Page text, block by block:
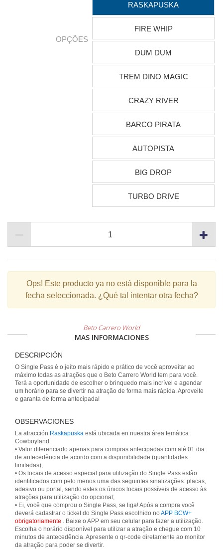
OPÇÕES
RASKAPUSKA
FIRE WHIP
DUM DUM
TREM DINO MAGIC
CRAZY RIVER
BARCO PIRATA
AUTOPISTA
BIG DROP
TURBO DRIVE
Ops! Este producto ya no está disponible para la
fecha seleccionada. ¿Qué tal intentar otra fecha?
Beto Carrero World
MAS INFORMACIONES
DESCRIPCIÓN
O Single Pass é o jeito mais rápido e prático de você aproveitar ao
máximo todas as atrações que o Beto Carrero World tem para você.
Terá a oportunidade de escolher o brinquedo mais incrível e agendar
um horário para se divertir na atração de forma mais rápida. Aproveite
e garanta de forma antecipada!
OBSERVACIONES
La atracción Raskapuska está ubicada en nuestra área temática
Cowboyland.
• Valor diferenciado apenas para compras antecipadas com até 01 dia
de antecedência de acordo com a disponibilidade (quantidades
limitadas);
• Os locais de acesso especial para utilização do Single Pass estão
identificados com pelo menos uma das seguintes sinalizações: placas,
adesivo ou portal, sendo estes os únicos locais possíveis de acesso às
atrações para utilização do opcional;
• Ei, você que comprou o Single Pass, se liga! Após a compra você
deverá cadastrar o ticket do Single Pass escolhido no APP BCW+
obrigatoriamente . Baixe o APP em seu celular para fazer a utilização.
Escolha o horário disponível para utilizar a atração e chegue com 10
minutos de antecedência. Apresente o qr-code diretamente ao monitor
da atração para poder se divertir.